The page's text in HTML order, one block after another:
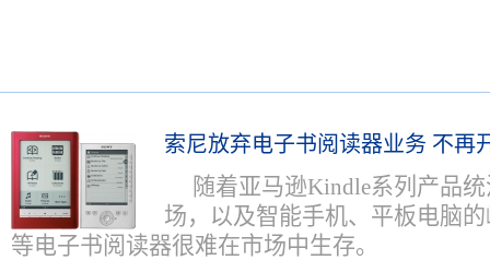
索尼放弃电子书阅读器业务 不再
随着亚马逊Kindle系列产品
场，以及智能手机、平板电脑的
等电子书阅读器很难在市场中生存。